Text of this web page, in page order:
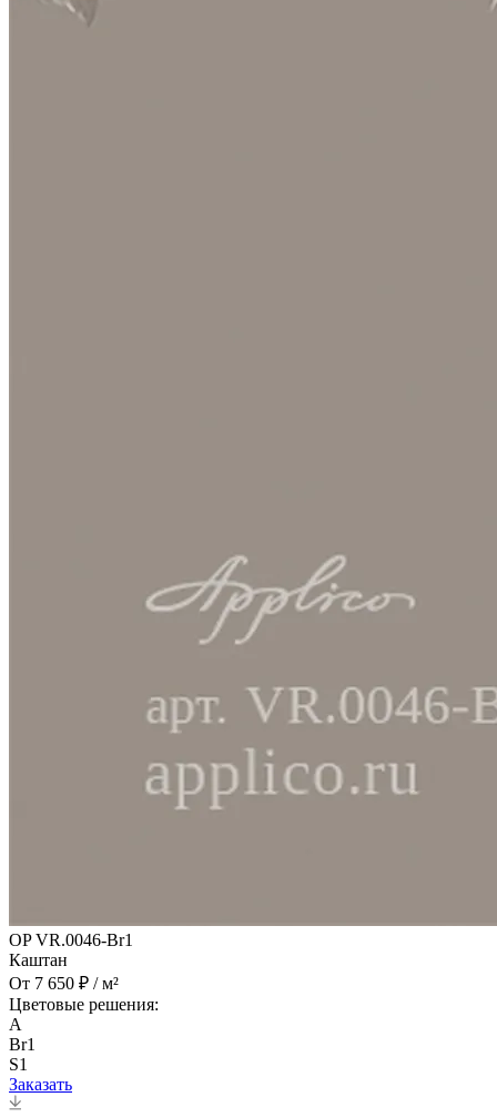
OP VR.0046-Br1
Каштан
От 7 650 ₽ / м²
Цветовые решения:
A
Br1
S1
Заказать